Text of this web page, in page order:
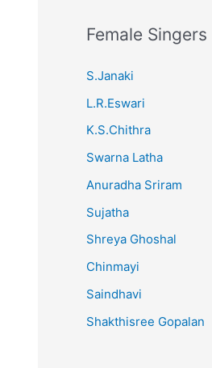
Female Singers
S.Janaki
L.R.Eswari
K.S.Chithra
Swarna Latha
Anuradha Sriram
Sujatha
Shreya Ghoshal
Chinmayi
Saindhavi
Shakthisree Gopalan